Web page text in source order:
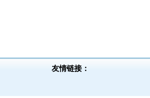
友情链接：